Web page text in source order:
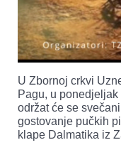
U Zbornoj crkvi
Pagu, u
održat će se
gostovanje pučkih
klape Dalmatika iz